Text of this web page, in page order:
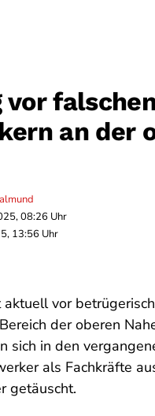
vor
an der
08:26 Uhr
13:56 Uhr
vor
der oberen
sich in den
als Fachkräfte
getäuscht.